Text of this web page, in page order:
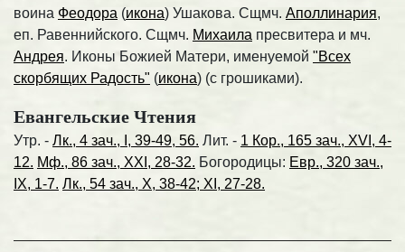
воина Феодора (икона) Ушакова. Сщмч. Аполлинария,
еп. Равеннийского. Сщмч. Михаила пресвитера и мч.
Андрея. Иконы Божией Матери, именуемой "Всех
скорбящих Радость" (икона) (с грошиками).
Евангельские Чтения
Утр. - Лк., 4 зач., I, 39-49, 56. Лит. - 1 Кор., 165 зач., XVI, 4-
12. Мф., 86 зач., XXI, 28-32. Богородицы: Евр., 320 зач.,
IX, 1-7. Лк., 54 зач., X, 38-42; XI, 27-28.